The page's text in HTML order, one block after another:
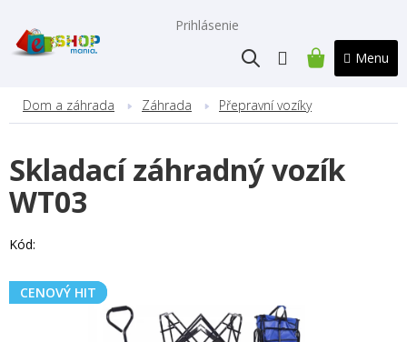
obsah
Prihlásenie
NÁKUPNÝ
Dom a záhrada Záhrada Přepravní vozíky
Skladací záhradný vozík
WT03
Kód:
CENOVÝ HIT
CENOVÝ HIT